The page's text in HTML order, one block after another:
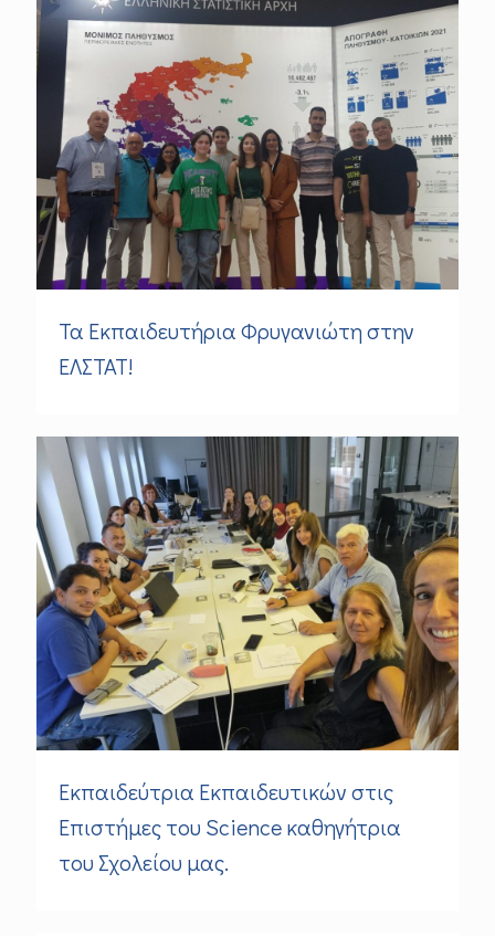
Τα Εκπαιδευτήρια Φρυγανιώτη στην
ΕΛΣΤΑΤ!
Εκπαιδεύτρια Εκπαιδευτικών στις
Επιστήμες του Science καθηγήτρια
του Σχολείου μας.